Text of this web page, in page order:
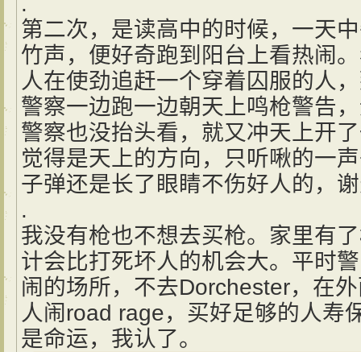
第二次，是读高中的时候，一天
竹声，便好奇跑到阳台上看热闹
人在使劲追赶一个穿着囚服的人
警察一边跑一边朝天上鸣枪警告
警察也没抬头看，就又冲天上开
觉得是天上的方向，只听啾的一
子弹还是长了眼睛不伤好人的，
.
我没有枪也不想去买枪。家里有
计会比打死坏人的机会大。平时
闹的场所，不去Dorchester，在
人闹road rage，买好足够的人
是命运，我认了。